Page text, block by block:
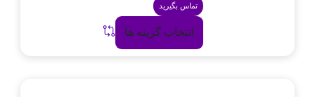
تماس بگیرید
انتخاب گزینه ها